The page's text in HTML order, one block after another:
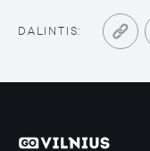
DALINTIS: